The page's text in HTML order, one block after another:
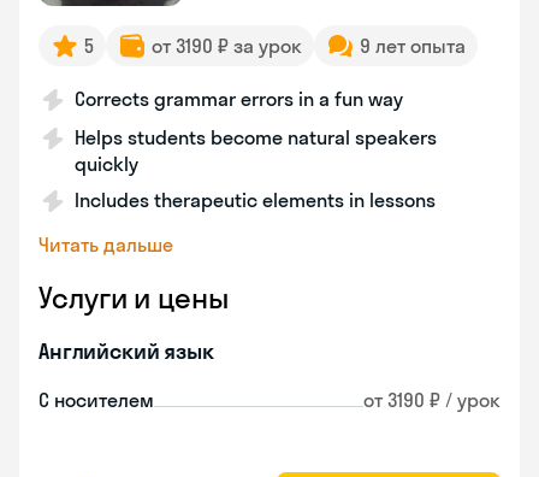
5 от 3190 ₽ за урок 9 лет опыта
Corrects grammar errors in a fun way
Helps students become natural speakers
quickly
Includes therapeutic elements in lessons
Читать дальше
Услуги и цены
Английский язык
С носителем от 3190 ₽ / урок